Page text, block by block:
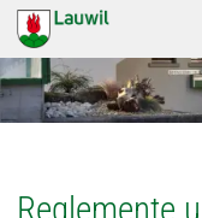
Reglemente